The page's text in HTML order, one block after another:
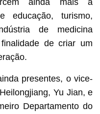
educação, turismo,
de medicina
de criar um
presentes, o vice-
Yu Jian, e
Departamento do